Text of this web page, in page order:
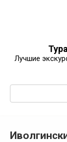
Лучшие